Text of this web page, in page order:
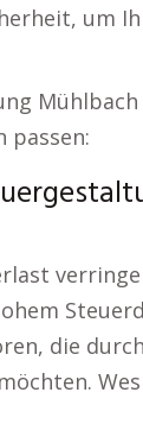
um
passen:
die